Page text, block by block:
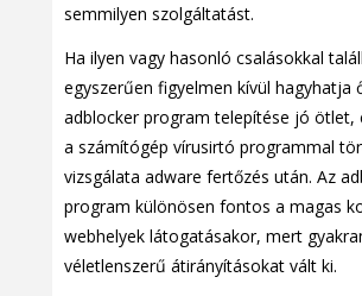
semmilyen szolgáltatást.
Ha ilyen vagy hasonló csalásokkal
egyszerűen figyelmen kívül hagyhatja
adblocker program telepítése jó ötlet,
a számítógép vírusirtó programmal
vizsgálata adware fertőzés után. Az
program különösen fontos a magas
webhelyek látogatásakor, mert
véletlenszerű átirányításokat vált ki.